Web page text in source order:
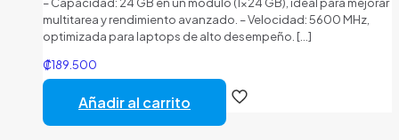
– Capacidad: 24 GB en un módulo (1×24 GB), ideal para mejorar
multitarea y rendimiento avanzado. – Velocidad: 5600 MHz,
optimizada para laptops de alto desempeño. […]
₡189.500
Añadir al carrito